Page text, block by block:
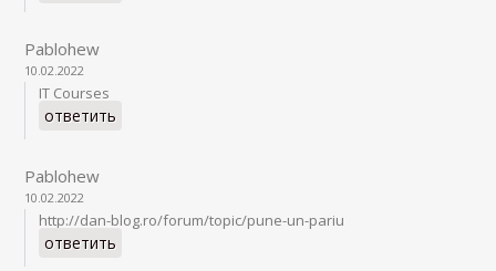
Pablohew
10.02.2022
IT Courses
ответить
Pablohew
10.02.2022
http://dan-blog.ro/forum/topic/pune-un-pariu
ответить